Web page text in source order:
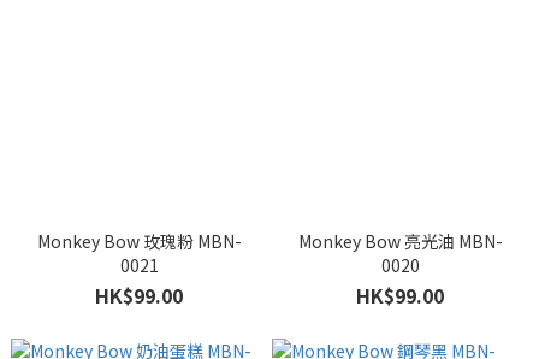
Monkey Bow 玫瑰粉 MBN-
0021
HK$99.00
Monkey Bow 亮光油 MBN-
0020
HK$99.00